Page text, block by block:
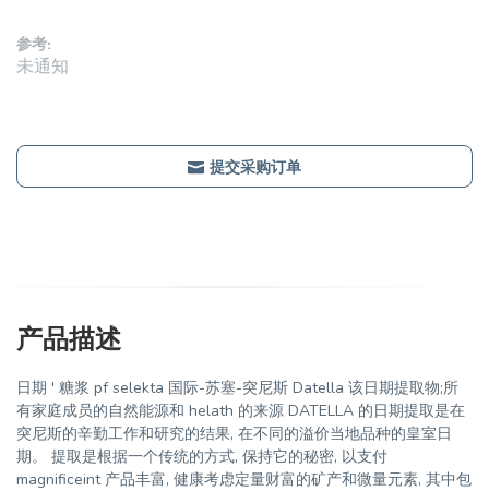
参考:
未通知
提交采购订单
产品描述
日期 ' 糖浆 pf selekta 国际-苏塞-突尼斯 Datella 该日期提取物;所
有家庭成员的自然能源和 helath 的来源 DATELLA 的日期提取是在
突尼斯的辛勤工作和研究的结果, 在不同的溢价当地品种的皇室日
期。 提取是根据一个传统的方式, 保持它的秘密, 以支付
magnificeint 产品丰富, 健康考虑定量财富的矿产和微量元素, 其中包